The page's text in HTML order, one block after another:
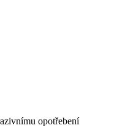
opotřebení